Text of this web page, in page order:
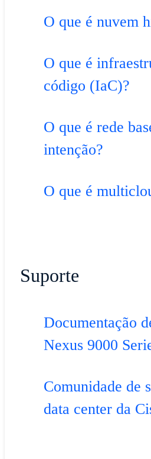
O que é nuvem
O que é
código (IaC)?
O que é rede
intenção?
O que é
Suporte
Documentação
Nexus 9000
Comunidade de
data center da